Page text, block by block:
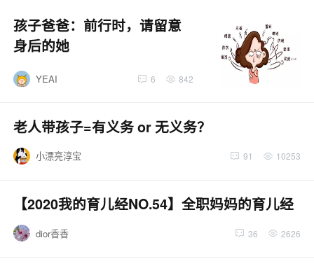
孩子爸爸：前行时，请留意
身后的她
YEAI 6 842
老人带孩子=有义务 or 无义务？
小漂亮淳宝 91 10253
【2020我的育儿经NO.54】全职妈妈的育儿经
dior香香 36 2626